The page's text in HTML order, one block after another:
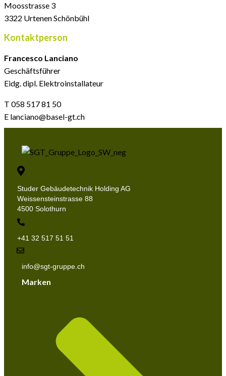
Moosstrasse 3
3322 Urtenen Schönbühl
Kontaktperson
Francesco Lanciano
Geschäftsführer
Eidg. dipl. Elektroinstallateur
T 058 517 81 50
E lanciano@basel-gt.ch
Studer Gebäudetechnik Holding AG
Weissensteinstrasse 88
4500 Solothurn
+41 32 517 51 51
info@sgt-gruppe.ch
Marken